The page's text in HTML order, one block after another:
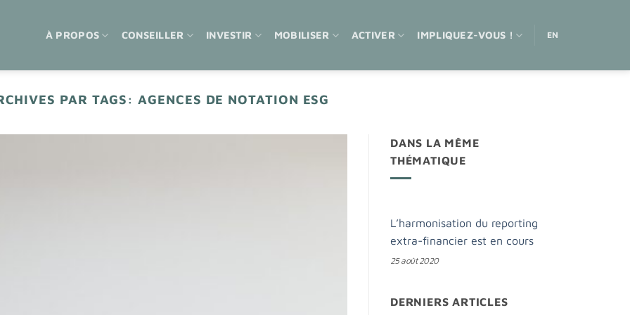
À PROPOS CONSEILLER INVESTIR MOBILISER ACTIVER IMPLIQUEZ-VOUS ! EN
PAR TAGS:AGENCES DE NOTATION ESG
DANS LA MÊME
THÉMATIQUE
L’harmonisation du reporting
extra-financier est en cours
25 août 2020
DERNIERS ARTICLES